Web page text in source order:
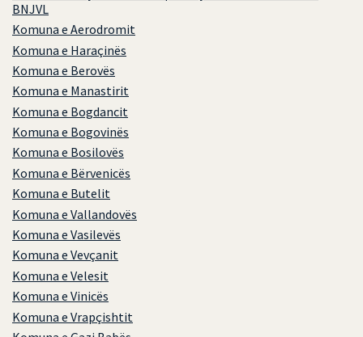
BNJVL
Komuna e Aerodromit
Komuna e Haraçinës
Komuna e Berovës
Komuna e Manastirit
Komuna e Bogdancit
Komuna e Bogovinës
Komuna e Bosilovës
Komuna e Bërvenicës
Komuna e Butelit
Komuna e Vallandovës
Komuna e Vasilevës
Komuna e Vevçanit
Komuna e Velesit
Komuna e Vinicës
Komuna e Vrapçishtit